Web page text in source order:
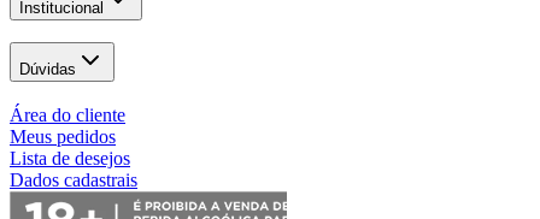
Institucional
Dúvidas
Área do cliente
Meus pedidos
Lista de desejos
Dados cadastrais